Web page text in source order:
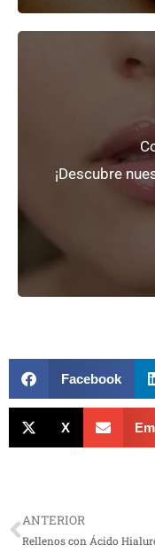
¡Descubre
La
Facebook
X
ANTERIOR